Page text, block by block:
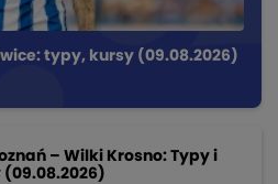
typy, kursy (09.08.2026)
– Wilki Krosno: Typy i
(09.08.2026)